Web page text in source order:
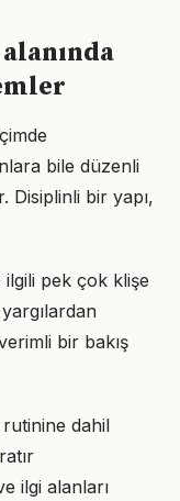
bile düzenli
Disiplinli bir yapı,
ilgili pek çok klişe
bir bakış
dahil
ilgi alanları